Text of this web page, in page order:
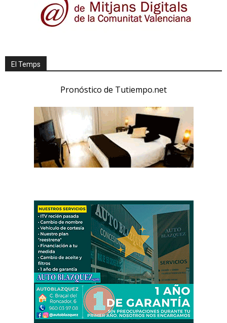
El Temps
Pronóstico de Tutiempo.net